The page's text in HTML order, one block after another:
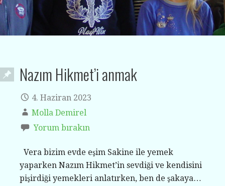
Nazım Hikmet’i anmak
4. Haziran 2023
Molla Demirel
Yorum bırakın
Vera bizim evde eşim Sakine ile yemek
yaparken Nazım Hikmet’in sevdiği ve kendisini
pişirdiği yemekleri anlatırken, ben de şakaya…